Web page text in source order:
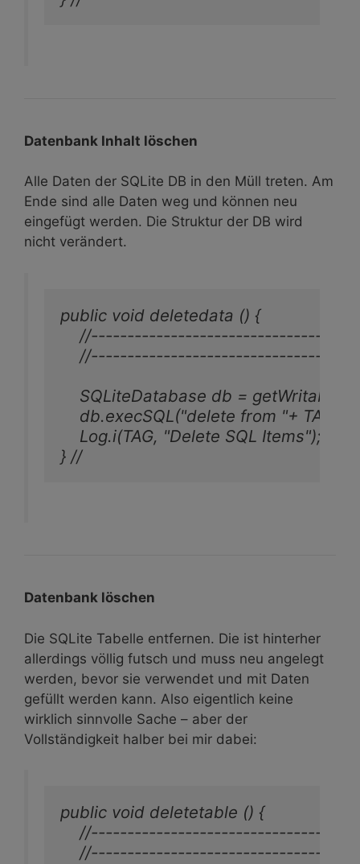
Datenbank Inhalt löschen
Alle Daten der SQLite DB in den Müll treten. Am
Ende sind alle Daten weg und können neu
eingefügt werden. Die Struktur der DB wird
nicht verändert.
public void deletedata () {
SQLiteDatabase db =
db.execSQL("delete from "+
    Log.i(TAG, "Delete SQL Items");
} //
Datenbank löschen
Die SQLite Tabelle entfernen. Die ist hinterher
allerdings völlig futsch und muss neu angelegt
werden, bevor sie verwendet und mit Daten
gefüllt werden kann. Also eigentlich keine
wirklich sinnvolle Sache – aber der
Vollständigkeit halber bei mir dabei:
public void deletetable () {